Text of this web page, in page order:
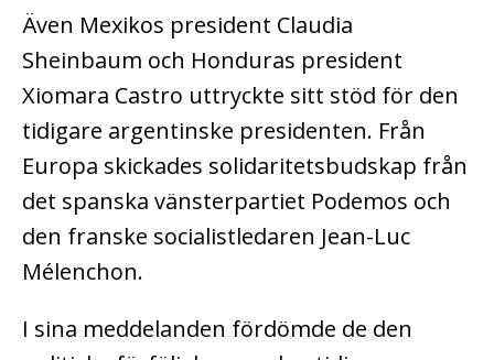
Även Mexikos president Claudia
Sheinbaum och Honduras president
Xiomara Castro uttryckte sitt stöd för den
tidigare argentinske presidenten. Från
Europa skickades solidaritetsbudskap från
det spanska vänsterpartiet Podemos och
den franske socialistledaren Jean-Luc
Mélenchon.
I sina meddelanden fördömde de den